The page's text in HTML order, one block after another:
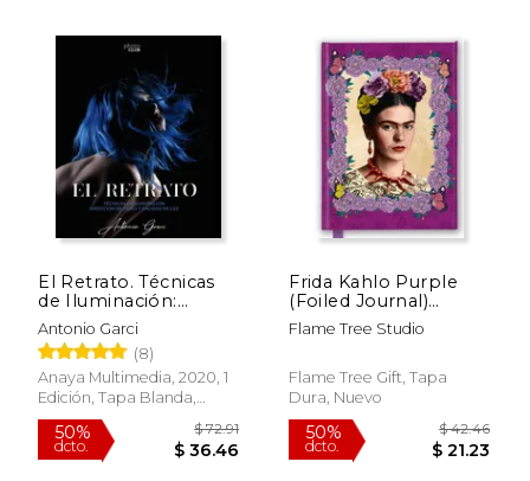
50%
dcto.
$ 106.11 15%
dcto.
Rápido
El Retrato. Técnicas
de Iluminación:
Dirección de Poses y
Calidad de luz
Antonio Garci
(8)
Anaya Multimedia, 2020, 1
Edición, Tapa Blanda,
Nuevo
Frida Kahlo Purple
(Foiled Journal)
(Flame Tree
Notebooks) (en
Flame Tree Studio
Flame Tree Gift, Tapa
Dura, Nuevo